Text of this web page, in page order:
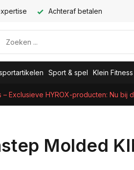
Achteraf betalen
Sport & spel Klein Fitness
– Exclusieve HYROX-producten: Nu bij
Molded